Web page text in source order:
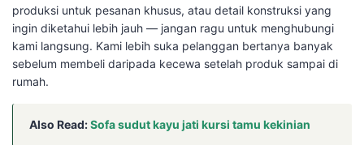
produksi untuk pesanan khusus, atau detail konstruksi yang
ingin diketahui lebih jauh — jangan ragu untuk menghubungi
kami langsung. Kami lebih suka pelanggan bertanya banyak
sebelum membeli daripada kecewa setelah produk sampai di
rumah.
Also Read:Sofa sudut kayu jati kursi tamu kekinian